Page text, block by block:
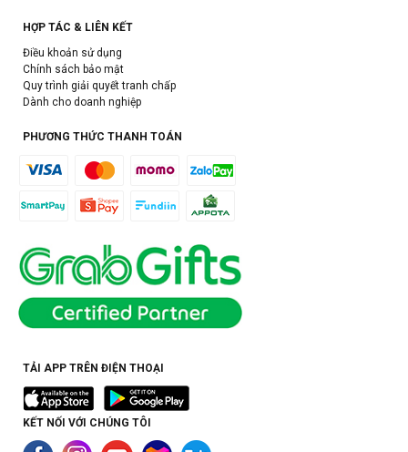
HỢP TÁC & LIÊN KẾT
Điều khoản sử dụng
Chính sách bảo mật
Quy trình giải quyết tranh chấp
Dành cho doanh nghiệp
PHƯƠNG THỨC THANH TOÁN
TẢI APP TRÊN ĐIỆN THOẠI
KẾT NỐI VỚI CHÚNG TÔI